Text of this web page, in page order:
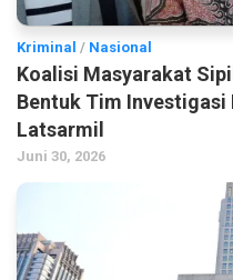
Kriminal / Nasional
Koalisi Masyarakat
Bentuk Tim Investigasi
Latsarmil
Juni 30, 2026